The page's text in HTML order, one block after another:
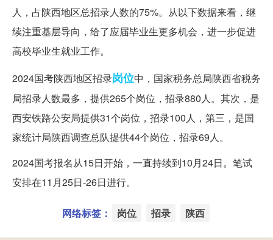
人，占陕西地区总招录人数的75%。从以下数据来看，继
续注重基层导向，给了应届毕业生更多机会，进一步促进
高校毕业生就业工作。
2024国考陕西地区招录岗位中，国家税务总局陕西省税务
局招录人数最多，提供265个岗位，招录880人。其次，是
西安铁路公安局提供31个岗位，招录100人，第三，是国
家统计局陕西调查总队提供44个岗位，招录69人。
2024国考报名从15日开始，一直持续到10月24日。笔试
安排在11月25日-26日进行。
网络标签： 岗位 招录 陕西